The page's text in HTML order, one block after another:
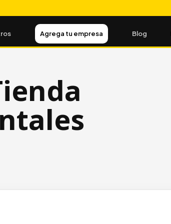
Agrega tu empresa Blog